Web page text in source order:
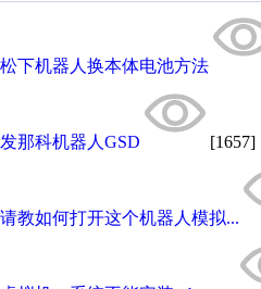
松下机器人换本体电池方法
发那科机器人GSD [1657]
请教如何打开这个机器人模拟...